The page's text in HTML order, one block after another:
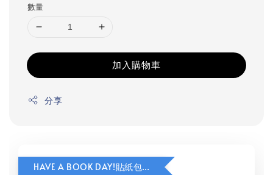
數量
加入購物車
分享
HAVE A BOOK DAY!貼紙包加價購